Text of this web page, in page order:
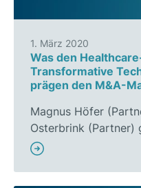
1. März 2020
Was den
Transformative
prägen den M&A-
Magnus Höfer
Osterbrink (Partner)